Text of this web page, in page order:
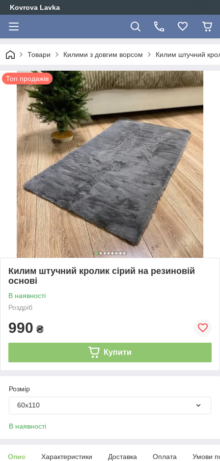
Kovrova Lavka
Товари Килими з довгим ворсом Килим штучний
Топ продажів
Килим штучний кролик сірий на резиновій
основі
В наявності
Роздріб
990 ₴
Купити
Розмір
60х110
В наявності
Опис Характеристики Доставка Оплата Умови